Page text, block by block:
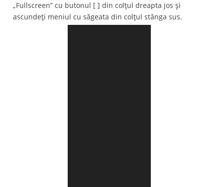
„Fullscreen” cu butonul [ ] din colțul dreapta jos și
ascundeți meniul cu săgeata din colțul stânga sus.